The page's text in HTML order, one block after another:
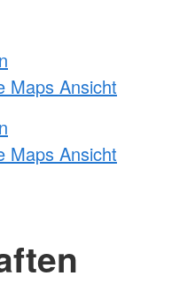
Maps Ansicht
Maps Ansicht